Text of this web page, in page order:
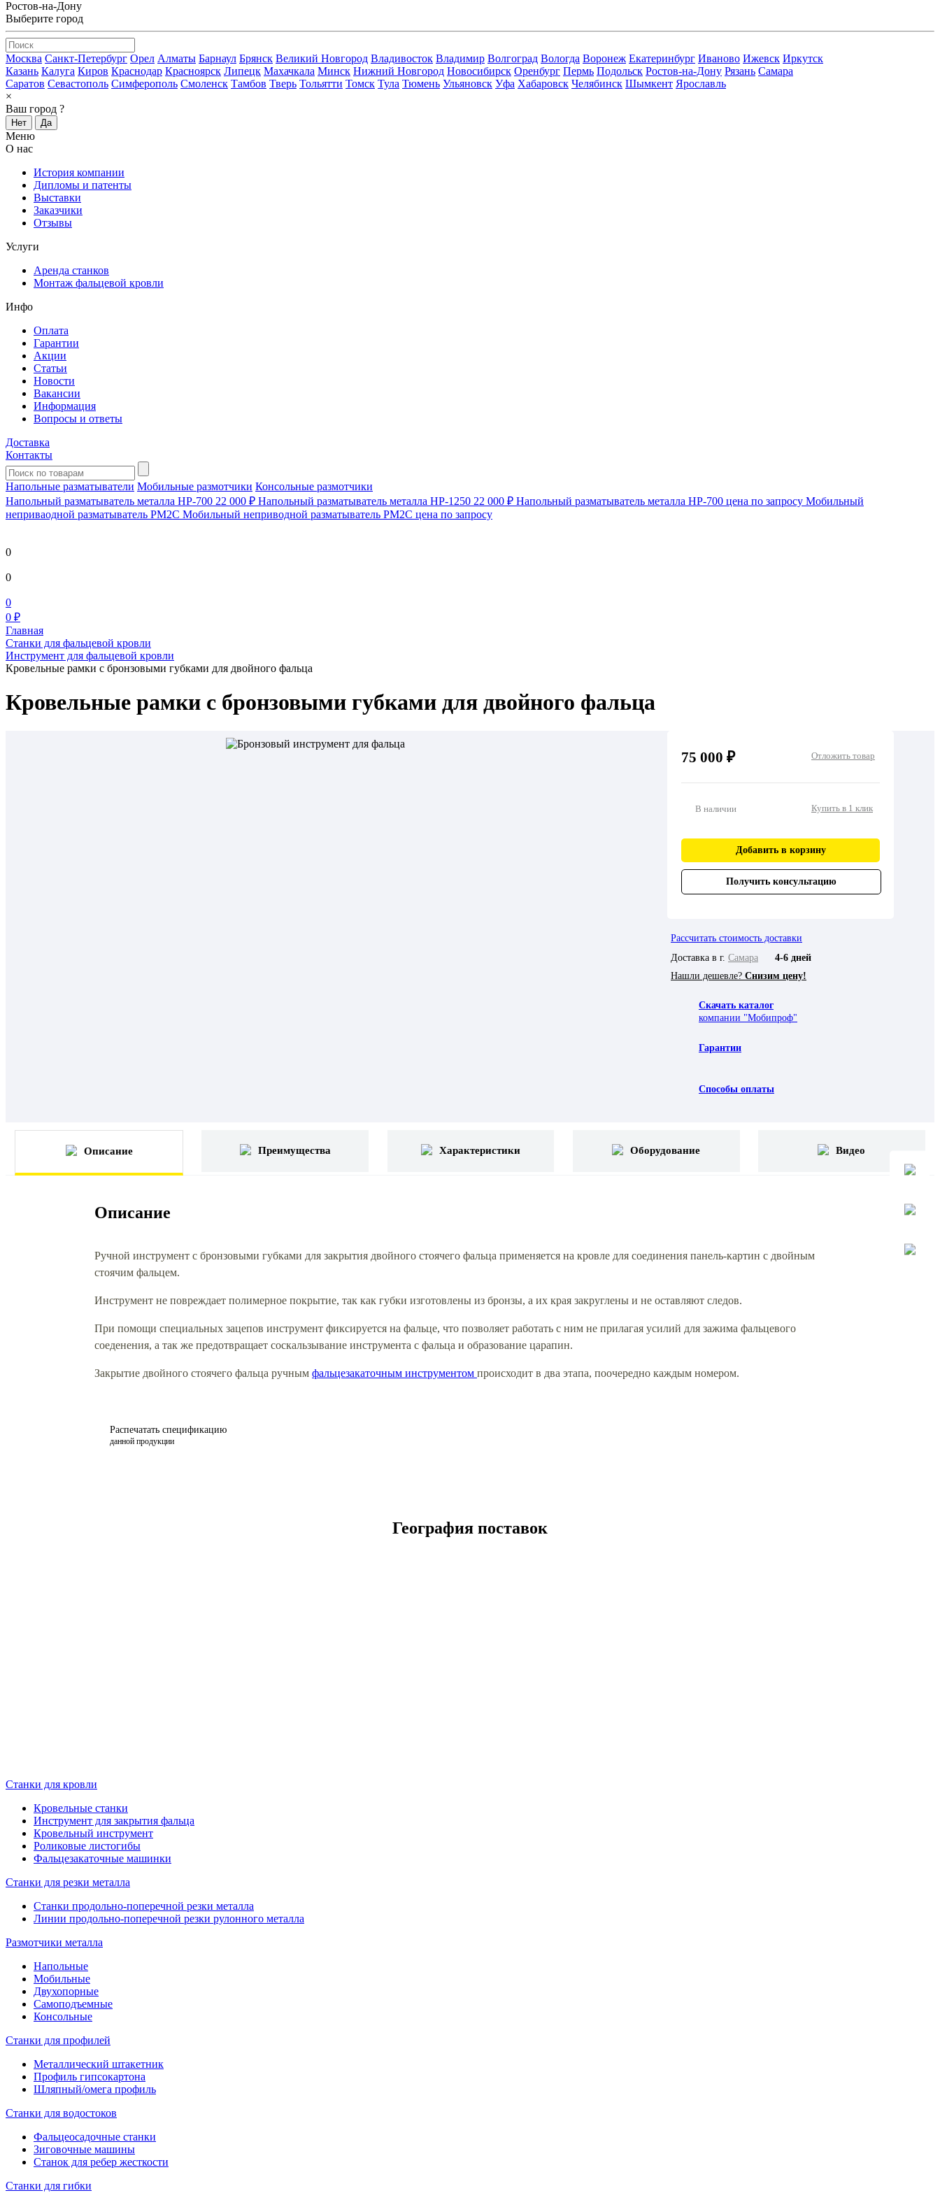
Ростов-на-Дону
Выберите город
Москва Санкт-Петербург Орел Алматы Барнаул Брянск Великий Новгород Владивосток Владимир Волгоград Вологда Воронеж Екатеринбург Иваново Ижевск Иркутск
Казань Калуга Киров Краснодар Красноярск Липецк Махачкала Минск Нижний Новгород Новосибирск Оренбург Пермь Подольск Ростов-на-Дону Рязань Самара
Саратов Севастополь Симферополь Смоленск Тамбов Тверь Тольятти Томск Тула Тюмень Ульяновск Уфа Хабаровск Челябинск Шымкент Ярославль
×
Ваш город ?
Нет Да
Меню
О нас
История компании
Дипломы и патенты
Выставки
Заказчики
Отзывы
Услуги
Аренда станков
Монтаж фальцевой кровли
Инфо
Оплата
Гарантии
Акции
Статьи
Новости
Вакансии
Информация
Вопросы и ответы
Доставка
Контакты
Напольные разматыватели Мобильные размотчики Консольные размотчики
Напольный разматыватель металла HP-700 22 000 ₽ Напольный разматыватель металла HP-1250 22 000 ₽ Напольный разматыватель металла HP-700 цена по запросу Мобильный
непривaодной разматыватель РМ2С Мобильный неприводной разматыватель РМ2С цена по запросу
0
0
0
0 ₽
Главная
Станки для фальцевой кровли
Инструмент для фальцевой кровли
Кровельные рамки с бронзовыми губками для двойного фальца
Кровельные рамки с бронзовыми губками для двойного фальца
75 000 ₽ Отложить товар
В наличии Купить в 1 клик
Добавить в корзину
Получить консультацию
Рассчитать стоимость доставки
Доставка в г. Самара
4-6 дней
Нашли дешевле? Снизим цену!
Скачать каталог
компании "Мобипроф"
Гарантии
Способы оплаты
Описание Преимущества Характеристики Оборудование Видео
Описание
Ручной инструмент с бронзовыми губками для закрытия двойного стоячего фальца применяется на кровле для соединения панель-картин с двойным
стоячим фальцем.
Инструмент не повреждает полимерное покрытие, так как губки изготовлены из бронзы, а их края закруглены и не оставляют следов.
При помощи специальных зацепов инструмент фиксируется на фальце, что позволяет работать с ним не прилагая усилий для зажима фальцевого
соеденения, а так же предотвращает соскальзывание инструмента с фальца и образование царапин.
Закрытие двойного стоячего фальца ручным фальцезакаточным инструментом происходит в два этапа, поочередно каждым номером.
Распечатать спецификацию
данной продукции
География поставок
Станки для кровли
Кровельные станки
Инструмент для закрытия фальца
Кровельный инструмент
Роликовые листогибы
Фальцезакаточные машинки
Станки для резки металла
Станки продольно-поперечной резки металла
Линии продольно-поперечной резки рулонного металла
Размотчики металла
Напольные
Мобильные
Двухопорные
Самоподъемные
Консольные
Станки для профилей
Металлический штакетник
Профиль гипсокартона
Шляпный/омега профиль
Станки для водостоков
Фальцеосадочные станки
Зиговочные машины
Станок для ребер жесткости
Станки для гибки